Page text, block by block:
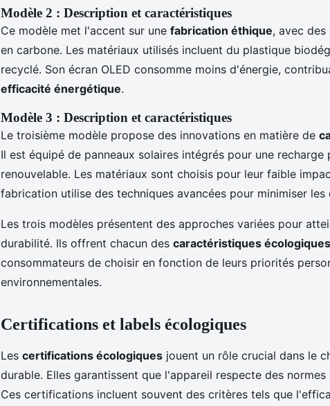
Modèle 2 : Description et caractéristiques
Ce modèle met l'accent sur une fabrication éthique, avec
en carbone. Les matériaux utilisés incluent du plastique
recyclé. Son écran OLED consomme moins d'énergie,
efficacité énergétique.
Modèle 3 : Description et caractéristiques
Le troisième modèle propose des innovations en matière de
Il est équipé de panneaux solaires intégrés pour une recharge
renouvelable. Les matériaux sont choisis pour leur faible
fabrication utilise des techniques avancées pour minimiser les
Les trois modèles présentent des approches variées pour
durabilité. Ils offrent chacun des caractéristiques écologiques
consommateurs de choisir en fonction de leurs priorités
environnementales.
Certifications et labels écologiques
Les certifications écologiques jouent un rôle crucial dans le
durable. Elles garantissent que l'appareil respecte des
Ces certifications incluent souvent des critères tels que